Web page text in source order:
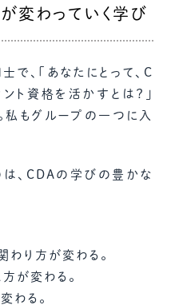
変わっていく学び
で、「あなたにとって、C
ト資格を活かすとは？」
私もグループの一つに入
、CDAの学びの豊かな
わり方が変わる。
が変わる。
わる。